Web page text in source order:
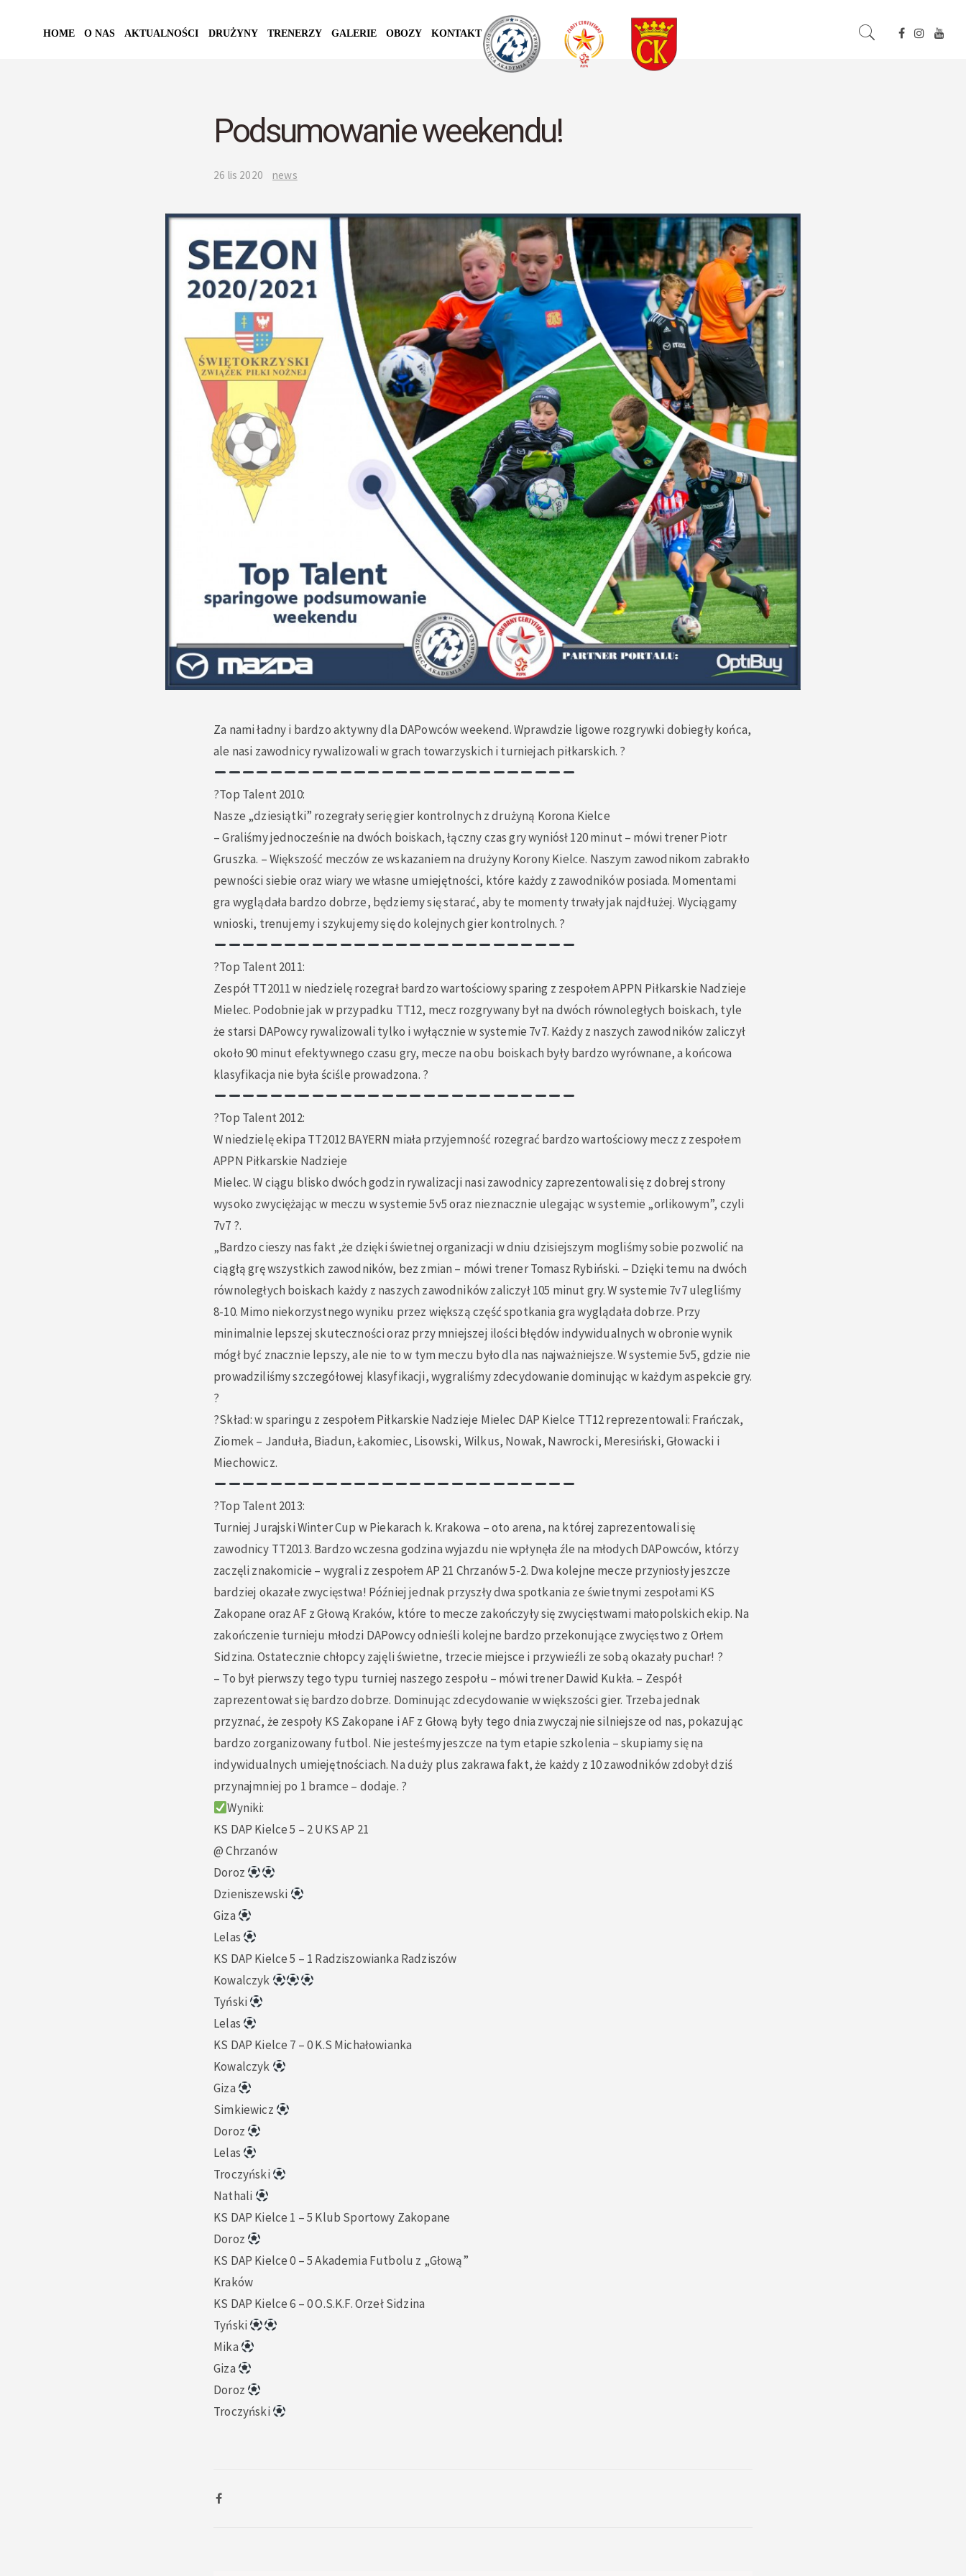
HOME O NAS AKTUALNOŚCI DRUŻYNY TRENERZY GALERIE OBOZY KONTAKT
Podsumowanie weekendu!
26 lis 2020 news
Za nami ładny i bardzo aktywny dla DAPowców weekend. Wprawdzie ligowe rozgrywki dobiegły końca,
ale nasi zawodnicy rywalizowali w grach towarzyskich i turniejach piłkarskich. ?
?Top Talent 2️010:
Nasze „dziesiątki” rozegrały serię gier kontrolnych z drużyną Korona Kielce
– Graliśmy jednocześnie na dwóch boiskach, łączny czas gry wyniósł 120 minut – mówi trener Piotr
Gruszka. – Większość meczów ze wskazaniem na drużyny Korony Kielce. Naszym zawodnikom zabrakło
pewności siebie oraz wiary we własne umiejętności, które każdy z zawodników posiada. Momentami
gra wyglądała bardzo dobrze, będziemy się starać, aby te momenty trwały jak najdłużej. Wyciągamy
wnioski, trenujemy i szykujemy się do kolejnych gier kontrolnych. ?
?Top Talent 2️011:
Zespół TT2011 w niedzielę rozegrał bardzo wartościowy sparing z zespołem APPN Piłkarskie Nadzieje
Mielec. Podobnie jak w przypadku TT12, mecz rozgrywany był na dwóch równoległych boiskach, tyle
że starsi DAPowcy rywalizowali tylko i wyłącznie w systemie 7v7. Każdy z naszych zawodników zaliczył
około 90 minut efektywnego czasu gry, mecze na obu boiskach były bardzo wyrównane, a końcowa
klasyfikacja nie była ściśle prowadzona. ?
?Top Talent 2️012:
W niedzielę ekipa TT2012 BAYERN miała przyjemność rozegrać bardzo wartościowy mecz z zespołem
APPN Piłkarskie Nadzieje
Mielec. W ciągu blisko dwóch godzin rywalizacji nasi zawodnicy zaprezentowali się z dobrej strony
wysoko zwyciężając w meczu w systemie 5v5 oraz nieznacznie ulegając w systemie „orlikowym”, czyli
7v7 ?.
„Bardzo cieszy nas fakt ,że dzięki świetnej organizacji w dniu dzisiejszym mogliśmy sobie pozwolić na
ciągłą grę wszystkich zawodników, bez zmian – mówi trener Tomasz Rybiński. – Dzięki temu na dwóch
równoległych boiskach każdy z naszych zawodników zaliczył 105 minut gry. W systemie 7v7 ulegliśmy
8-10. Mimo niekorzystnego wyniku przez większą część spotkania gra wyglądała dobrze. Przy
minimalnie lepszej skuteczności oraz przy mniejszej ilości błędów indywidualnych w obronie wynik
mógł być znacznie lepszy, ale nie to w tym meczu było dla nas najważniejsze. W systemie 5v5, gdzie nie
prowadziliśmy szczegółowej klasyfikacji, wygraliśmy zdecydowanie dominując w każdym aspekcie gry.
?
?Skład: w sparingu z zespołem Piłkarskie Nadzieje Mielec DAP Kielce TT12 reprezentowali: Frańczak,
Ziomek – Janduła, Biadun, Łakomiec, Lisowski, Wilkus, Nowak, Nawrocki, Meresiński, Głowacki i
Miechowicz.
?Top Talent 2013:
Turniej Jurajski Winter Cup w Piekarach k. Krakowa – oto arena, na której zaprezentowali się
zawodnicy TT2013. Bardzo wczesna godzina wyjazdu nie wpłynęła źle na młodych DAPowców, którzy
zaczęli znakomicie – wygrali z zespołem AP 21 Chrzanów 5-2. Dwa kolejne mecze przyniosły jeszcze
bardziej okazałe zwycięstwa! Później jednak przyszły dwa spotkania ze świetnymi zespołami KS
Zakopane oraz AF z Głową Kraków, które to mecze zakończyły się zwycięstwami małopolskich ekip. Na
zakończenie turnieju młodzi DAPowcy odnieśli kolejne bardzo przekonujące zwycięstwo z Orłem
Sidzina. Ostatecznie chłopcy zajęli świetne, trzecie miejsce i przywieźli ze sobą okazały puchar! ?
– To był pierwszy tego typu turniej naszego zespołu – mówi trener Dawid Kukła. – Zespół
zaprezentował się bardzo dobrze. Dominując zdecydowanie w większości gier. Trzeba jednak
przyznać, że zespoły KS Zakopane i AF z Głową były tego dnia zwyczajnie silniejsze od nas, pokazując
bardzo zorganizowany futbol. Nie jesteśmy jeszcze na tym etapie szkolenia – skupiamy się na
indywidualnych umiejętnościach. Na duży plus zakrawa fakt, że każdy z 10 zawodników zdobył dziś
przynajmniej po 1 bramce – dodaje. ?
Wyniki:
KS DAP Kielce 5 – 2 UKS AP 21
@ Chrzanów
Doroz
Dzieniszewski
Giza
Lelas
KS DAP Kielce 5 – 1 Radziszowianka Radziszów
Kowalczyk
Tyński
Lelas
KS DAP Kielce 7 – 0 K.S Michałowianka
Kowalczyk
Giza
Simkiewicz
Doroz
Lelas
Troczyński
Nathali
KS DAP Kielce 1 – 5 Klub Sportowy Zakopane
Doroz
KS DAP Kielce 0 – 5 Akademia Futbolu z „Głową”
Kraków
KS DAP Kielce 6 – 0 O.S.K.F. Orzeł Sidzina
Tyński
Mika
Giza
Doroz
Troczyński